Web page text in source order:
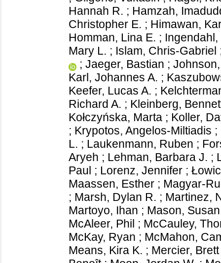
Hannah R. ; Hamzah,
Christopher E. ; Himawan,
Homman, Lina E. ;
Mary L. ; Islam, Chris-Gabriel
; Jaeger, Bastian ;
Karl, Johannes A. ;
Keefer, Lucas A. ;
Richard A. ; Kleinberg,
Kołczyńska, Marta ; Koller,
; Krypotos, Angelos-Miltiadis ;
L. ; Laukenmann, Ruben ;
Aryeh ; Lehman, Barbara J. ;
Paul ; Lorenz, Jennifer ;
Maassen, Esther ; Magyar-
; Marsh, Dylan R. ; Martinez,
Martoyo, Ihan ; Mason,
McAleer, Phil ; McCauley,
McKay, Ryan ; McMahon,
Means, Kira K. ; Mercier, Brett